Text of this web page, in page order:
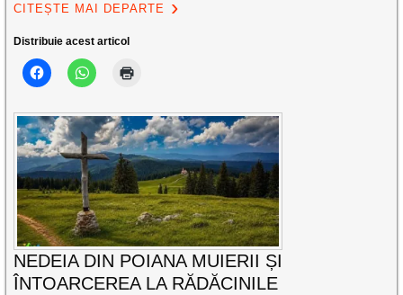
CITEȘTE MAI DEPARTE
Distribuie acest articol
NEDEIA DIN POIANA MUIERII ȘI
ÎNTOARCEREA LA RĂDĂCINILE